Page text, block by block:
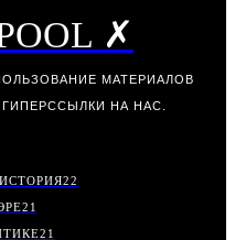
✗
МАТЕРИАЛОВ
НА НАС.
22
21
21